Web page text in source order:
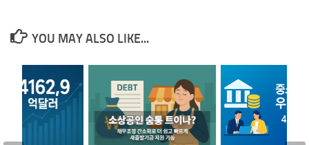
YOU MAY ALSO LIKE...